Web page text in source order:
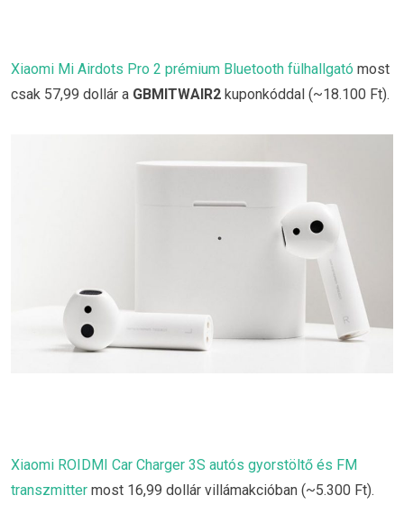
Xiaomi Mi Airdots Pro 2 prémium Bluetooth fülhallgató most
csak 57,99 dollár a GBMITWAIR2 kuponkóddal (~18.100 Ft).
Xiaomi ROIDMI Car Charger 3S autós gyorstöltő és FM
transzmitter most 16,99 dollár villámakcióban (~5.300 Ft).